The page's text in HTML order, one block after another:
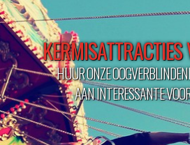
KERMISATTRACTIES
HUUR ONZE
AAN INTERESSANTE